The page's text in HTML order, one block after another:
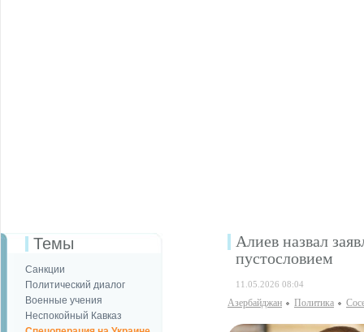
Темы
Санкции
Политический диалог
Военные учения
Неспокойный Кавказ
Алиев назвал
пустословием
11.05.2026 08:04
Азербайджан Политика